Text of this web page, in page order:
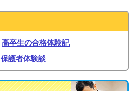
高卒生の合格体験記
保護者体験談